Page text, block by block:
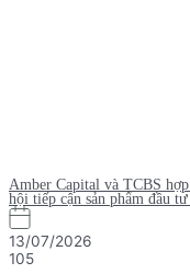
Amber Capital và TCBS
hội tiếp cận sản phẩm đầu
13/07/2026
105